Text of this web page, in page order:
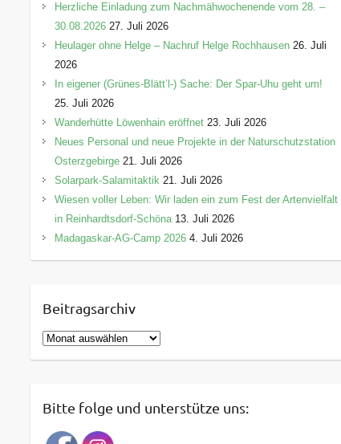
Herzliche Einladung zum Nachmähwochenende vom 28. –
30.08.2026 27. Juli 2026
Heulager ohne Helge – Nachruf Helge Rochhausen 26. Juli
2026
In eigener (Grünes-Blätt’l-) Sache: Der Spar-Uhu geht um!
25. Juli 2026
Wanderhütte Löwenhain eröffnet 23. Juli 2026
Neues Personal und neue Projekte in der Naturschutzstation
Osterzgebirge 21. Juli 2026
Solarpark-Salamitaktik 21. Juli 2026
Wiesen voller Leben: Wir laden ein zum Fest der Artenvielfalt
in Reinhardtsdorf-Schöna 13. Juli 2026
Madagaskar-AG-Camp 2026 4. Juli 2026
Beitragsarchiv
B
e
rBitte folge und unterstütze uns: